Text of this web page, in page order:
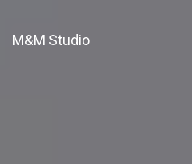
M&M Studio